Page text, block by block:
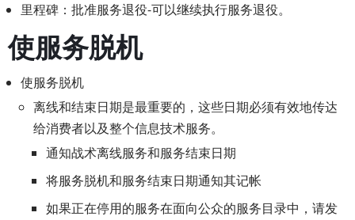
里程碑：批准服务退役-可以继续执行服务退役。
使服务脱机
使服务脱机
离线和结束日期是最重要的，这些日期必须有效地传达
给消费者以及整个信息技术服务。
通知战术离线服务和服务结束日期
将服务脱机和服务结束日期通知其记帐
如果正在停用的服务在面向公众的服务目录中，请发